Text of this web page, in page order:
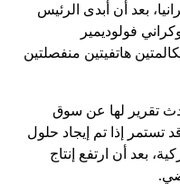
بعد أن أبدى الرئيس
فولوديمير
هاتفيتين منفصلتين
تقرير لها عن سوق
تستمر إذا تم إيجاد حلول
بعد أن ارتفع إنتاج